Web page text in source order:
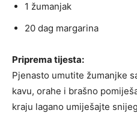
1 žumanjak
20 dag margarina
Priprema tijesta:
Pjenasto umutite žumanjke
kavu, orahe i brašno
kraju lagano umiješajte